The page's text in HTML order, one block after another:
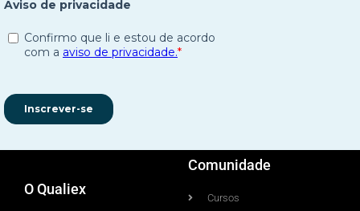
O Qualiex
Comunidade
Cursos